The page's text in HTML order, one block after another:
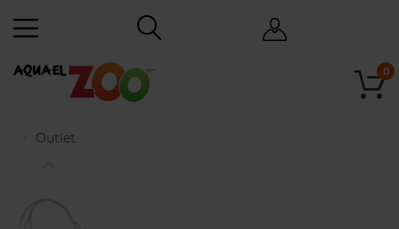
0
Outlet